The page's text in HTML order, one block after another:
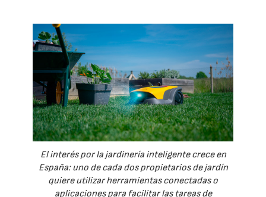
El interés por la jardinería inteligente crece en
España: uno de cada dos propietarios de jardín
quiere utilizar herramientas conectadas o
aplicaciones para facilitar las tareas de